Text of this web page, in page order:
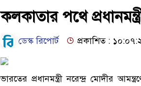
কলকাতার পথে
ডেস্ক রিপোর্ট প্রকাশিত :
ভারতের প্রধানমন্ত্রী নরেন্দ্র মোদীর